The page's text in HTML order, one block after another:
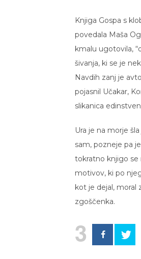
Knjiga Gospa s
povedala Maša
kmalu ugotovila,
šivanja, ki se je
Navdih zanj je
pojasnil Učakar,
slikanica
Ura je na morje
sam, pozneje pa
tokratno knjigo se
motivov, ki po
kot je dejal, moral
zgoščenka.
3